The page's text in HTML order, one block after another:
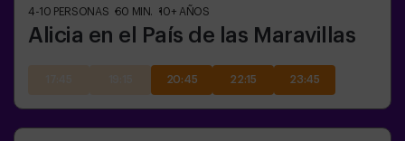
4-10 PERSONAS 60 MIN. 10+ AÑOS
Alicia en el País de las Maravillas
20:45 22:15 23:45